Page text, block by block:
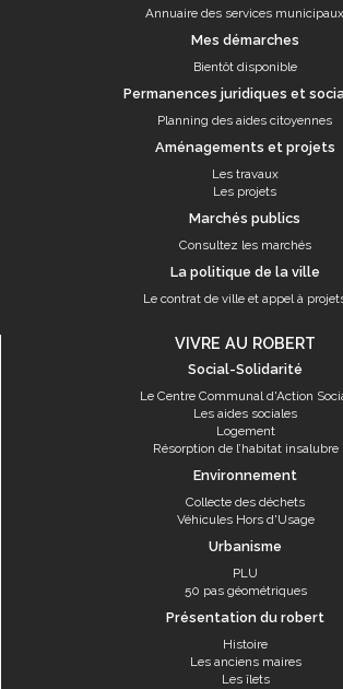
Annuaire des services municipaux
Mes démarches
Bientôt disponible
Permanences juridiques et
Planning des aides citoyennes
Aménagements et projets
Les travaux
Les projets
Marchés publics
Consultez les marchés
La politique de la ville
Le contrat de ville et appel à
VIVRE AU ROBERT
Social-Solidarité
Le Centre Communal d'Action
Les aides sociales
Logement
Résorption de l’habitat insalubre
Environnement
Collecte des déchets
Véhicules Hors d'Usage
Urbanisme
PLU
50 pas géométriques
Présentation du robert
Histoire
Les anciens maires
Les îlets